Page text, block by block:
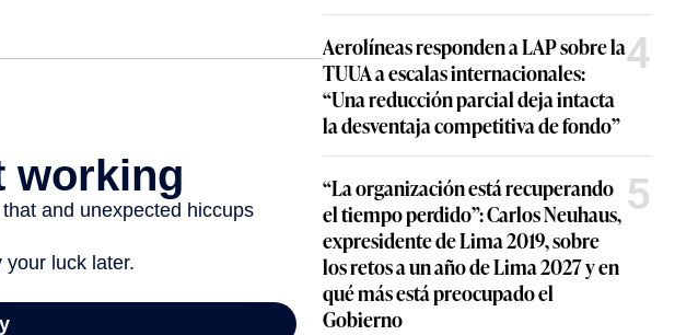
Aerolíneas responden a LAP sobre la
TUUA a escalas internacionales:
“Una reducción parcial deja intacta
la desventaja competitiva de fondo”
4
“La organización está recuperando
el tiempo perdido”: Carlos Neuhaus,
expresidente de Lima 2019, sobre
los retos a un año de Lima 2027 y en
qué más está preocupado el
Gobierno
5